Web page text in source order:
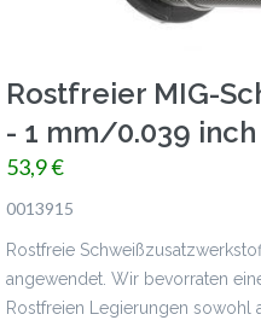
Rostfreier MIG-
- 1 mm/0.039 inch
53,9 €
0013915
Rostfreie
angewendet. Wir bevorraten
Rostfreien Legierungen sowohl